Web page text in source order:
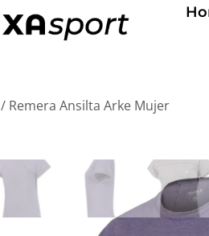
/ Remera Ansilta Arke Mujer